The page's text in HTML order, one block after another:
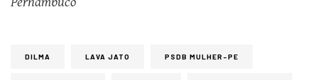
DILMA LAVA JATO PSDB MULHER-PE